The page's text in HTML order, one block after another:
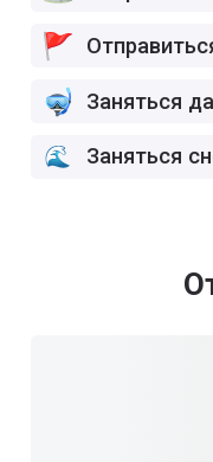
Заняться
Заняться